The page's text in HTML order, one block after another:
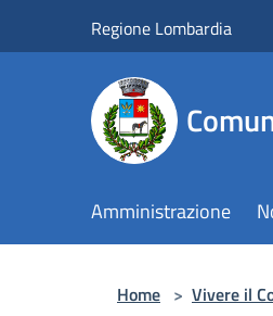
Regione Lombardia
Amministrazione
Home > Vivere il